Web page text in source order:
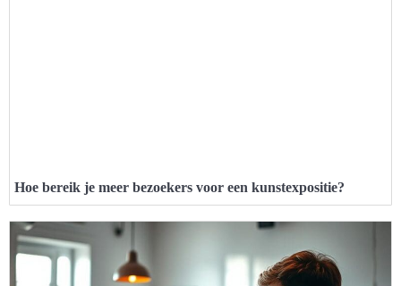
Hoe bereik je meer bezoekers voor een kunstexpositie?